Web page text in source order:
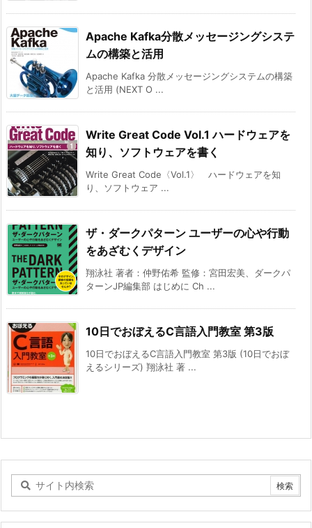
Apache Kafka分散メッセージングシステ
ムの構築と活用
Apache Kafka 分散メッセージングシステムの構築
と活用 (NEXT O ...
Write Great Code Vol.1 ハードウェアを
知り、ソフトウェアを書く
Write Great Code〈Vol.1〉 ハードウェアを知
り、ソフトウェア ...
ザ・ダークパターン ユーザーの心や行動
をあざむくデザイン
翔泳社 著者：仲野佑希 監修：宮田宏美、ダークパ
ターンJP編集部 はじめに Ch ...
10日でおぼえるC言語入門教室 第3版
10日でおぼえるC言語入門教室 第3版 (10日でおぼ
えるシリーズ) 翔泳社 著 ...